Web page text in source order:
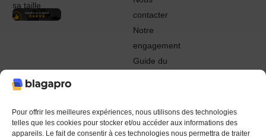
Pour offrir les meilleures expériences, nous utilisons des technologies
telles que les cookies pour stocker et/ou accéder aux informations des
appareils. Le fait de consentir à ces technologies nous permettra de traiter
sa taille
contacter
Notre
engagement
Guide du
© 2022 - 2024 Blagapro. Tous droits réservés. Textiles
personnalisés à Orléans